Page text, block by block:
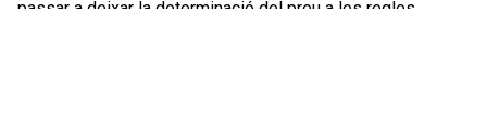
passar a deixar la determinació del preu a les regles